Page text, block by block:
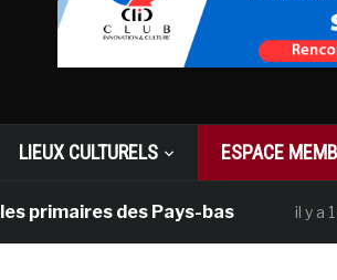
LIEUX CULTURELS ESPACE
des Pays-bas il y a 1 mois